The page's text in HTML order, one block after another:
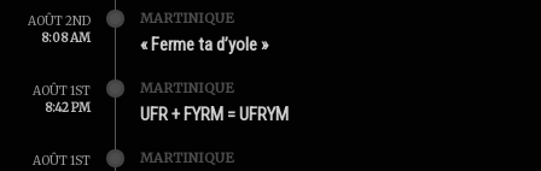
AOÛT 2ND
8:08 AM
MARTINIQUE
« Ferme ta d’yole »
AOÛT 1ST
8:42 PM
MARTINIQUE
UFR + FYRM = UFRYM
AOÛT 1ST
MARTINIQUE